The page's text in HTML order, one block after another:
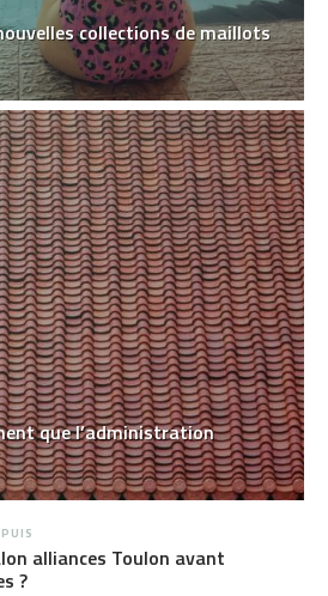
collections de maillots
que l’administration
alliances Toulon avant
?